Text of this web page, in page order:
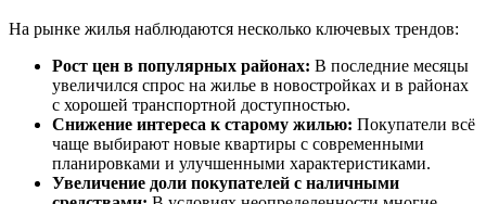
На рынке жилья наблюдаются несколько ключевых трендов:
Рост цен в популярных районах: В последние месяцы
увеличился спрос на жилье в новостройках и в районах
с хорошей транспортной доступностью.
Снижение интереса к старому жилью: Покупатели всё
чаще выбирают новые квартиры с современными
планировками и улучшенными характеристиками.
Увеличение доли покупателей с наличными